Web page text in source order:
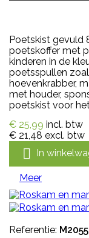
Poetskist gevuld
poetskoffer met
kinderen in de
poetsspullen
hoevenkrabber,
met houder,
poetskist voor
€ 25,99 incl. btw
€ 21,48 excl. btw
 In
Meer
Referentie: